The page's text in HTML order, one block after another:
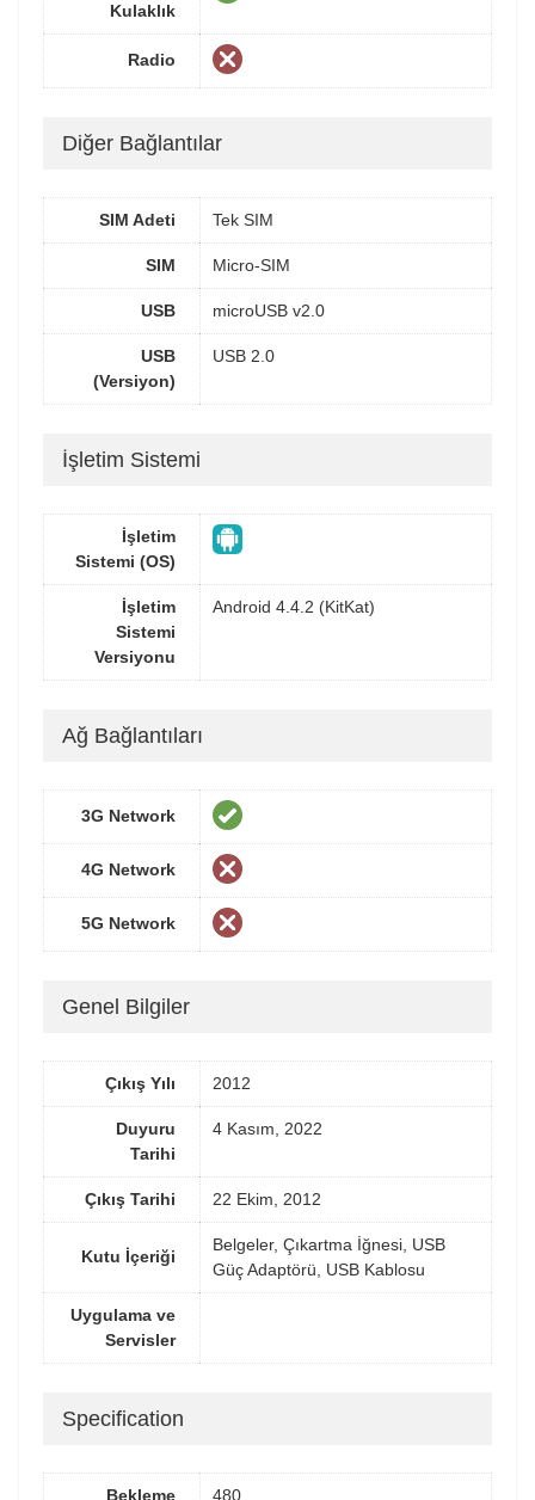
Kulaklık
Radio
Diğer Bağlantılar
SIM Adeti Tek SIM
SIM Micro-SIM
USB microUSB v2.0
USB
(Versiyon)
USB 2.0
İşletim Sistemi
İşletim
Sistemi (OS)
İşletim
Sistemi
Versiyonu
Android 4.4.2 (KitKat)
Ağ Bağlantıları
3G Network
4G Network
5G Network
Genel Bilgiler
Çıkış Yılı 2012
Duyuru
Tarihi
4 Kasım, 2022
Çıkış Tarihi 22 Ekim, 2012
Kutu İçeriği
Belgeler, Çıkartma İğnesi, USB
Güç Adaptörü, USB Kablosu
Uygulama ve
Servisler
Specification
Bekleme 480